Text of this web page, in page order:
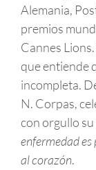
Alemania,
premios
Cannes
que entiende
incompleta.
N. Corpas,
con orgullo su
enfermedad
al corazón.